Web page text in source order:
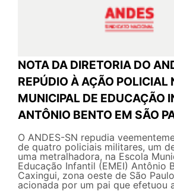
NOTA DA DIRETORIA DO
REPÚDIO À AÇÃO POLICIAL
MUNICIPAL DE EDUCAÇÃO
ANTÔNIO BENTO EM SÃO
O ANDES-SN repudia
de quatro policiais militares, um
uma metralhadora, na Escola
Educação Infantil (EMEI) Antônio
Caxingui, zona oeste de São
acionada por um pai que efetuou